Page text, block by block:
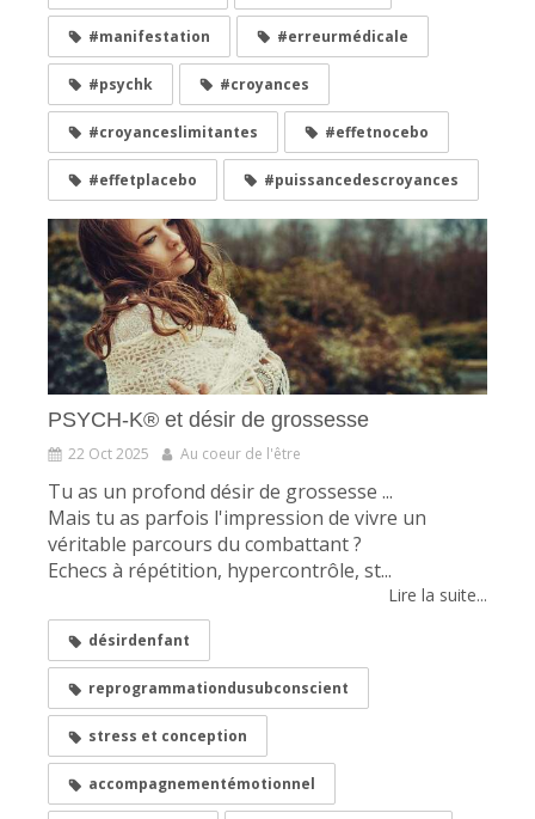
#manifestation #erreurmédicale
#psychk #croyances
#croyanceslimitantes #effetnocebo
#effetplacebo #puissancedescroyances
PSYCH-K® et désir de grossesse
22 Oct 2025 Au coeur de l'être
Tu as un profond désir de grossesse ...
Mais tu as parfois l'impression de vivre un
véritable parcours du combattant ?
Echecs à répétition, hypercontrôle, st...
Lire la suite...
désirdenfant
reprogrammationdusubconscient
stress et conception
accompagnementémotionnel